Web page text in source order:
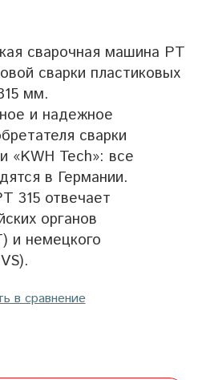
сварочная машина PT
сварки пластиковых
мм.
и надежное
сварки
«KWH Tech»: все
в Германии.
315 отвечает
органов
и немецкого
в сравнение